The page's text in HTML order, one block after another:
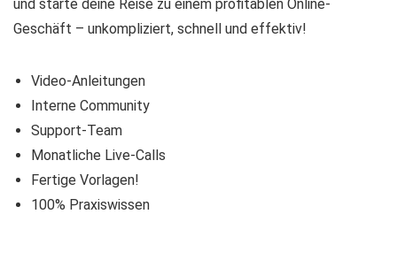
und starte deine Reise zu einem profitablen Online-
Geschäft – unkompliziert, schnell und effektiv!
Video-Anleitungen
Interne Community
Support-Team
Monatliche Live-Calls
Fertige Vorlagen!
100% Praxiswissen